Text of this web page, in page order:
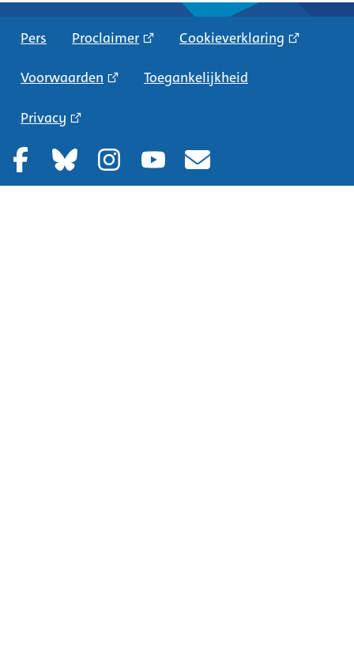
Pers Proclaimer Cookieverklaring
Voorwaarden Toegankelijkheid
Privacy